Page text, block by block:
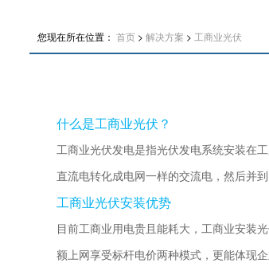
您现在所在位置： 首页 > 解决方案 > 工商业光伏
什么是工商业光伏？
工商业光伏发电是指光伏发电系统安装在
直流电转化成电网一样的交流电，然后并到
工商业光伏安装优势
目前工商业用电贵且能耗大，工商业安装
额上网享受标杆电价两种模式，更能体现企